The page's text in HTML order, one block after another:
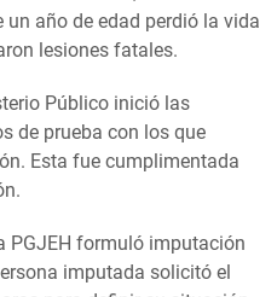
año de edad perdió la vida
lesiones fatales.
Público inició las
de prueba con los que
Esta fue cumplimentada
PGJEH formuló imputación
imputada solicitó el